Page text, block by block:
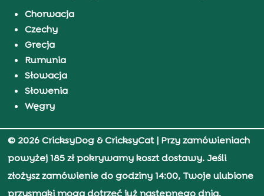
Chorwacja
Czechy
Grecja
Rumunia
Słowacja
Słowenia
Węgry
© 2026 CricksyDog & CricksyCat| Przy zamówieniach
powyżej 185 zł pokrywamy koszt dostawy. Jeśli
złożysz zamówienie do godziny 14:00, Twoje ulubione
przysmaki mogą dotrzeć już następnego dnia.